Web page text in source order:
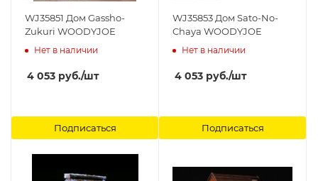
WJ35851 Дом Gassho-
Zukuri WOODYJOE
Нет в наличии
4 053 руб./шт
Подписаться
WJ35853 Дом Sato-No-
Chaya WOODYJOE
Нет в наличии
4 053 руб./шт
Подписаться